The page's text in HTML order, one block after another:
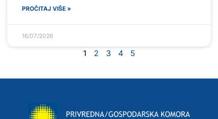
PROČITAJ VIŠE »
16/07/2026
1 2 3 4 5